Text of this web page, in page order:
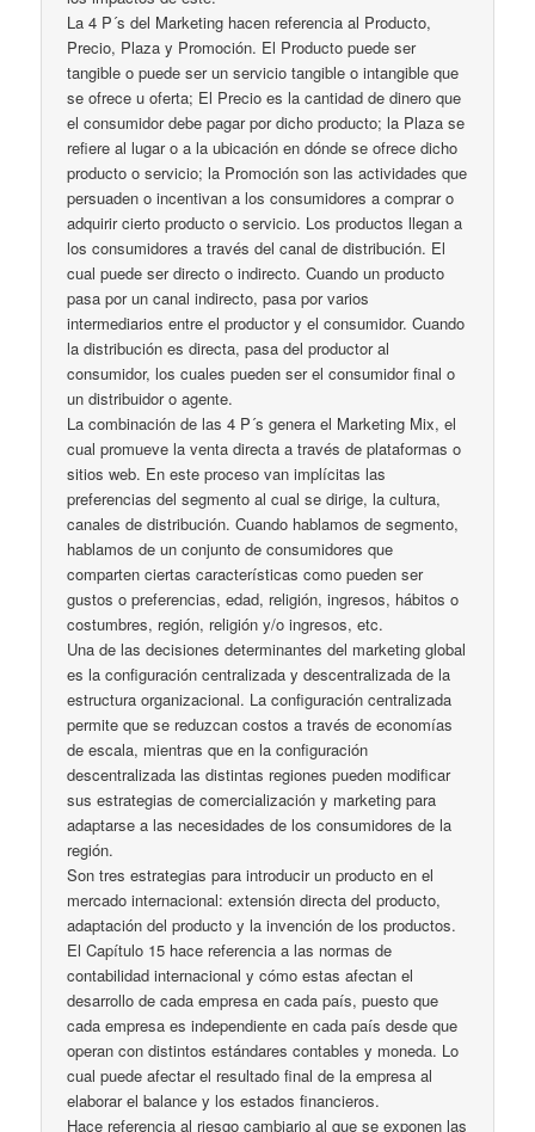
La 4 P´s del Marketing hacen referencia al Producto,
Precio, Plaza y Promoción. El Producto puede ser
tangible o puede ser un servicio tangible o intangible que
se ofrece u oferta; El Precio es la cantidad de dinero que
el consumidor debe pagar por dicho producto; la Plaza se
refiere al lugar o a la ubicación en dónde se ofrece dicho
producto o servicio; la Promoción son las actividades que
persuaden o incentivan a los consumidores a comprar o
adquirir cierto producto o servicio. Los productos llegan a
los consumidores a través del canal de distribución. El
cual puede ser directo o indirecto. Cuando un producto
pasa por un canal indirecto, pasa por varios
intermediarios entre el productor y el consumidor. Cuando
la distribución es directa, pasa del productor al
consumidor, los cuales pueden ser el consumidor final o
un distribuidor o agente.
La combinación de las 4 P´s genera el Marketing Mix, el
cual promueve la venta directa a través de plataformas o
sitios web. En este proceso van implícitas las
preferencias del segmento al cual se dirige, la cultura,
canales de distribución. Cuando hablamos de segmento,
hablamos de un conjunto de consumidores que
comparten ciertas características como pueden ser
gustos o preferencias, edad, religión, ingresos, hábitos o
costumbres, región, religión y/o ingresos, etc.
Una de las decisiones determinantes del marketing global
es la configuración centralizada y descentralizada de la
estructura organizacional. La configuración centralizada
permite que se reduzcan costos a través de economías
de escala, mientras que en la configuración
descentralizada las distintas regiones pueden modificar
sus estrategias de comercialización y marketing para
adaptarse a las necesidades de los consumidores de la
región.
Son tres estrategias para introducir un producto en el
mercado internacional: extensión directa del producto,
adaptación del producto y la invención de los productos.
El Capítulo 15 hace referencia a las normas de
contabilidad internacional y cómo estas afectan el
desarrollo de cada empresa en cada país, puesto que
cada empresa es independiente en cada país desde que
operan con distintos estándares contables y moneda. Lo
cual puede afectar el resultado final de la empresa al
elaborar el balance y los estados financieros.
Hace referencia al riesgo cambiario al que se exponen las